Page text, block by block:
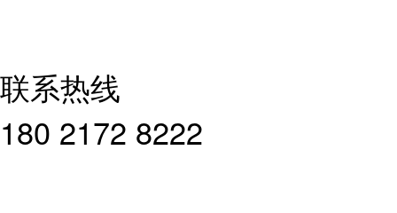
联系热线
180 2172 8222